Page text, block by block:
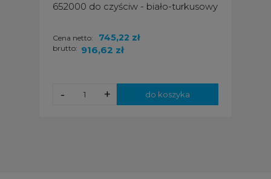
652000 do czyściw - biało-turkusowy
brutto: 916,62 zł
Cena netto: 745,22 zł
+
- do koszyka